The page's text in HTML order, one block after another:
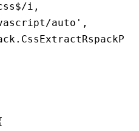
$/i ,
auto' ,
.